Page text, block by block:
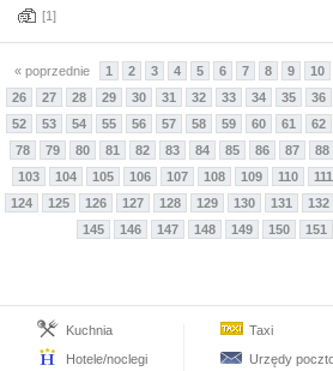
[1]
« poprzednie 1 2 3 4 5 6 7 8 9 10
26
27 28 29 30 31 32 33 34 35 36
52
53 54 55 56 57 58 59 60 61 62
78
79 80 81 82 83 84 85 86 87 88
103
104 105 106 107 108 109 110 111
124
125 126 127 128 129 130 131 132
145
146 147 148 149 150 151
Kuchnia
Hotele/noclegi
Taxi
Urzędy